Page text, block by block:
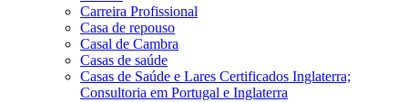
Carreira Profissional
Casa de repouso
Casal de Cambra
Casas de saúde
Casas de Saúde e Lares Certificados Inglaterra;
Consultoria em Portugal e Inglaterra